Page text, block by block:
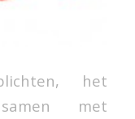
het
met